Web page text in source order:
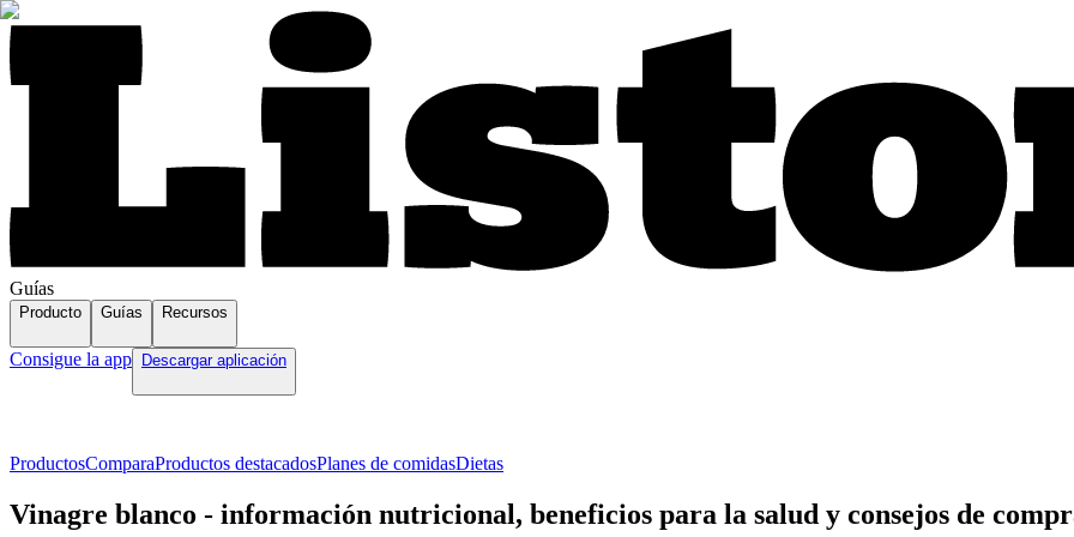
Guías
Producto Guías Recursos
Consigue la app Descargar aplicación
ProductosComparaProductos destacadosPlanes de comidasDietas
Vinagre blanco - información nutricional, beneficios para la salud y consejos de